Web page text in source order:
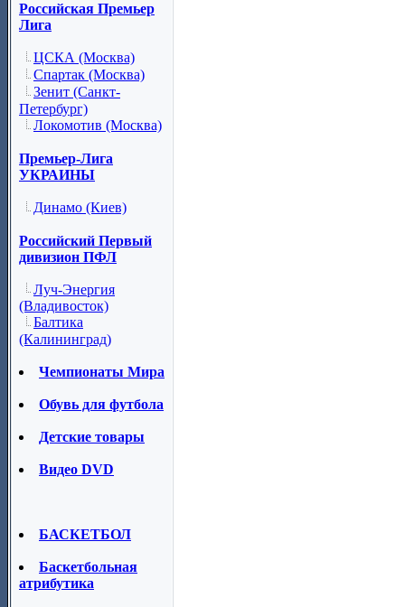
Российская Премьер
Лига
ЦСКА (Москва)
Спартак (Москва)
Зенит (Санкт-
Петербург)
Локомотив (Москва)
Премьер-Лига
УКРАИНЫ
Динамо (Киев)
Российский Первый
дивизион ПФЛ
Луч-Энергия
(Владивосток)
Балтика
(Калининград)
Чемпионаты Мира
Обувь для футбола
Детские товары
Видео DVD
БАСКЕТБОЛ
Баскетбольная
атрибутика